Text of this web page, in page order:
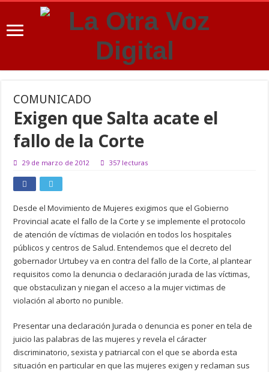
COMUNICADO
Exigen que Salta acate el
fallo de la Corte
29 de marzo de 2012 357 lecturas
Desde el Movimiento de Mujeres exigimos que el Gobierno
Provincial acate el fallo de la Corte y se implemente el protocolo
de atención de víctimas de violación en todos los hospitales
públicos y centros de Salud. Entendemos que el decreto del
gobernador Urtubey va en contra del fallo de la Corte, al plantear
requisitos como la denuncia o declaración jurada de las víctimas,
que obstaculizan y niegan el acceso a la mujer victimas de
violación al aborto no punible.
Presentar una declaración Jurada o denuncia es poner en tela de
juicio las palabras de las mujeres y revela el cáracter
discriminatorio, sexista y patriarcal con el que se aborda esta
situación en particular en que las mujeres exigen y reclaman sus